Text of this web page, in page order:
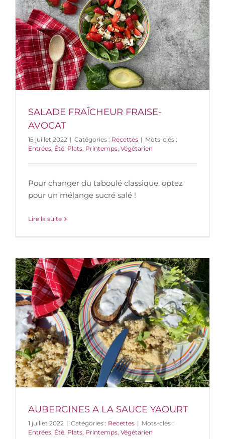
SALADE FRAÎCHEUR FRAISE-
AVOCAT
15 juillet 2022 | Catégories : Recettes | Mots-clés :
Entrées, Été, Plats, Printemps, Végétarien
Pour changer du taboulé classique, optez
pour un mélange sucré salé !
Lire la suite
AUBERGINES A LA SAUCE YAOURT
1 juillet 2022 | Catégories : Recettes | Mots-clés :
Entrées, Été, Plats, Printemps, Végétarien